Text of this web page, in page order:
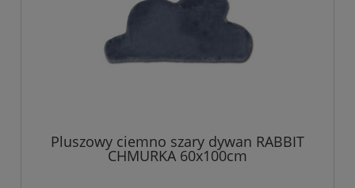
Pluszowy ciemno szary dywan RABBIT
CHMURKA 60x100cm